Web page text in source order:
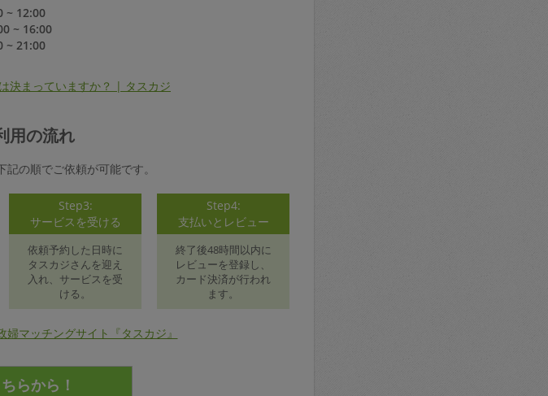
~ 12:00
~ 16:00
~ 21:00
決まっていますか？ | タスカジ
用の流れ
の順でご依頼が可能です。
Step3:
サービスを受ける
依頼予約した日時に
タスカジさんを迎え
入れ、サービスを受
ける。
Step4:
支払いとレビュー
終了後48時間以内に
レビューを登録し、
カード決済が行われ
ます。
マッチングサイト『タスカジ』